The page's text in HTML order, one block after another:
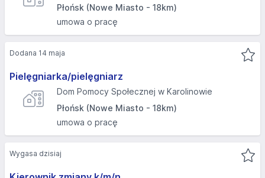
Płońsk (Nowe Miasto - 18km)
umowa o pracę
Pielęgniarka/pielęgniarz
Dom Pomocy Społecznej w Karolinowie
Płońsk (Nowe Miasto - 18km)
umowa o pracę
Dodana 14 maja
Wygasa dzisiaj